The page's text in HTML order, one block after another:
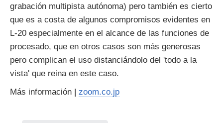
grabación multipista autónoma) pero también es cierto
que es a costa de algunos compromisos evidentes en
L-20 especialmente en el alcance de las funciones de
procesado, que en otros casos son más generosas
pero complican el uso distanciándolo del 'todo a la
vista' que reina en este caso.
Más información | zoom.co.jp